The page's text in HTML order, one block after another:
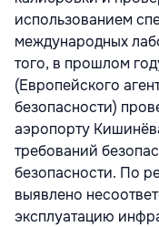
использованием
международных
того, в прошлом
(Европейского
безопасности)
аэропорту
требований
безопасности. По
выявлено
эксплуатацию